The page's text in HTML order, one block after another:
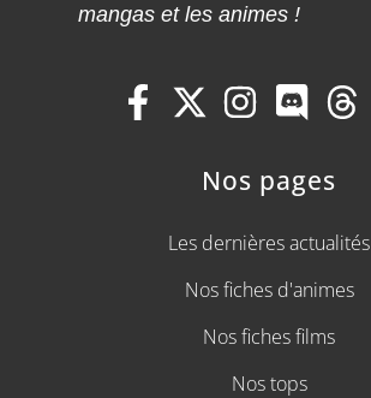
mangas et les animes !
Nos pages
Les dernières actualités
Nos fiches d'animes
Nos fiches films
Nos tops